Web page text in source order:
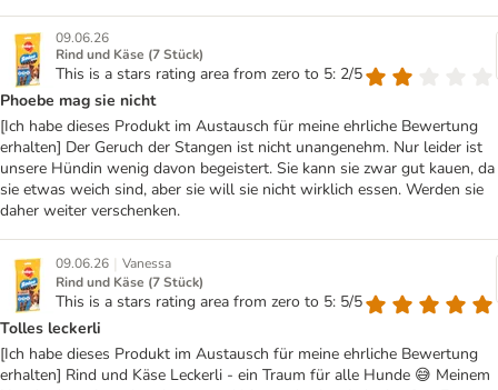
09.06.26
Rind und Käse (7 Stück)
This is a stars rating area from zero to 5: 2/5
Phoebe mag sie nicht
[Ich habe dieses Produkt im Austausch für meine ehrliche Bewertung
erhalten] Der Geruch der Stangen ist nicht unangenehm. Nur leider ist
unsere Hündin wenig davon begeistert. Sie kann sie zwar gut kauen, da
sie etwas weich sind, aber sie will sie nicht wirklich essen. Werden sie
daher weiter verschenken.
09.06.26 | Vanessa
Rind und Käse (7 Stück)
This is a stars rating area from zero to 5: 5/5
Tolles leckerli
[Ich habe dieses Produkt im Austausch für meine ehrliche Bewertung
erhalten] Rind und Käse Leckerli - ein Traum für alle Hunde 😅 Meinem